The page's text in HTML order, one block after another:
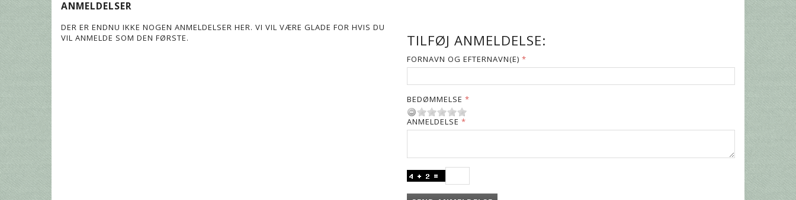
ANMELDELSER
DER ER ENDNU IKKE NOGEN ANMELDELSER HER. VI VIL VÆRE GLADE FOR HVIS DU
VIL ANMELDE SOM DEN FØRSTE.
TILFØJ ANMELDELSE:
FORNAVN OG EFTERNAVN(E)
BEDØMMELSE
ANMELDELSE